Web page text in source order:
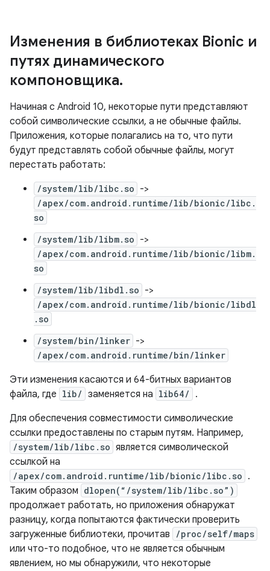
Изменения в библиотеках Bionic и
путях динамического
компоновщика.
Начиная с Android 10, некоторые пути представляют
собой символические ссылки, а не обычные файлы.
Приложения, которые полагались на то, что пути
будут представлять собой обычные файлы, могут
перестать работать:
/system/lib/libc.so ->
/apex/com.android.runtime/lib/bionic/libc.
so
/system/lib/libm.so ->
/apex/com.android.runtime/lib/bionic/libm.
so
/system/lib/libdl.so ->
/apex/com.android.runtime/lib/bionic/libdl
.so
/system/bin/linker ->
/apex/com.android.runtime/bin/linker
Эти изменения касаются и 64-битных вариантов
файла, где lib/ заменяется на lib64/
.
Для обеспечения совместимости символические
ссылки предоставлены по старым путям. Например,
/system/lib/libc.so является символической
ссылкой на
/apex/com.android.runtime/lib/bionic/libc.so .
Таким образом dlopen(“/system/lib/libc.so”)
продолжает работать, но приложения обнаружат
разницу, когда попытаются фактически проверить
загруженные библиотеки, прочитав
/proc/self/maps
или что-то подобное, что не является обычным
явлением, но мы обнаружили, что некоторые